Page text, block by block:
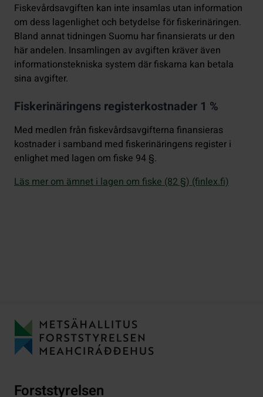
Fiskevårdsavgiften kan inte insamlas utan information
om dess lagenlighet och betydelse för fiskerinäringen.
Bland annat tidningen Suomu har finansierats ur den
här andelen. Insamlingen av avgiften kräver även
informationstekniska system där fiskarna kan betala
sina avgifter.
Fiskerinäringens registerkostnader 1 %
Med medlen från fiskevårdsavgifterna finansieras
kostnader i samband med fiskerinäringens register i
enlighet med lagen om fiske 94 §.
Läs mer om ämnet i lagen om fiske (82 §) (finlex.fi)
Forststyrelsen